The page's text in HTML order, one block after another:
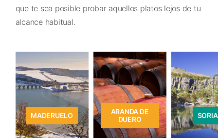
que te sea posible probar aquellos platos lejos de tu
alcance habitual.
MADERUELO
ARANDA DE
DUERO
SORIA